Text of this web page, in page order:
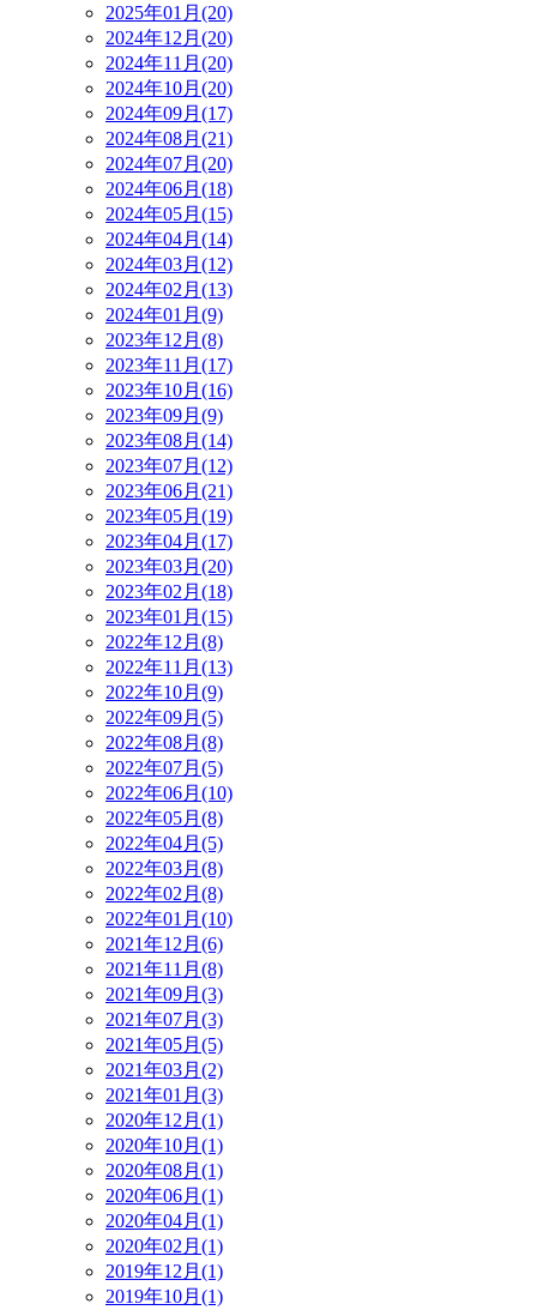
2025年01月(20)
2024年12月(20)
2024年11月(20)
2024年10月(20)
2024年09月(17)
2024年08月(21)
2024年07月(20)
2024年06月(18)
2024年05月(15)
2024年04月(14)
2024年03月(12)
2024年02月(13)
2024年01月(9)
2023年12月(8)
2023年11月(17)
2023年10月(16)
2023年09月(9)
2023年08月(14)
2023年07月(12)
2023年06月(21)
2023年05月(19)
2023年04月(17)
2023年03月(20)
2023年02月(18)
2023年01月(15)
2022年12月(8)
2022年11月(13)
2022年10月(9)
2022年09月(5)
2022年08月(8)
2022年07月(5)
2022年06月(10)
2022年05月(8)
2022年04月(5)
2022年03月(8)
2022年02月(8)
2022年01月(10)
2021年12月(6)
2021年11月(8)
2021年09月(3)
2021年07月(3)
2021年05月(5)
2021年03月(2)
2021年01月(3)
2020年12月(1)
2020年10月(1)
2020年08月(1)
2020年06月(1)
2020年04月(1)
2020年02月(1)
2019年12月(1)
2019年10月(1)